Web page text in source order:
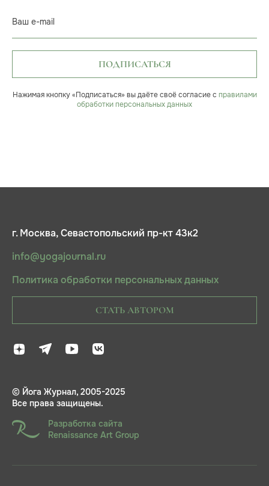
Ваш e-mail
ПОДПИСАТЬСЯ
Нажимая кнопку «Подписаться» вы даёте своё согласие с правилами
обработки персональных данных
г. Москва, Севастопольский пр-кт 43к2
info@yogajournal.ru
Политика обработки персональных данных
СТАТЬ АВТОРОМ
© Йога Журнал, 2005-2025
Все права защищены.
Разработка сайта
Renaissance Art Group